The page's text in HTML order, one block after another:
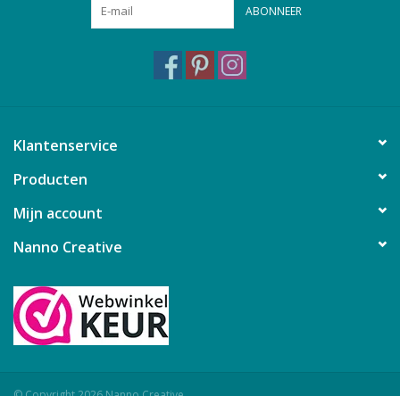
ABONNEER
Klantenservice
Producten
Mijn account
Nanno Creative